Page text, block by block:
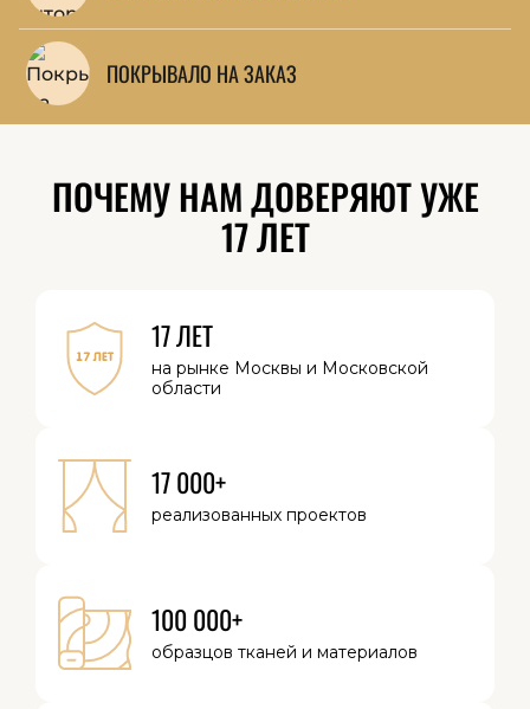
ПОКРЫВАЛО НА ЗАКАЗ
ПОЧЕМУ НАМ ДОВЕРЯЮТ УЖЕ
17 ЛЕТ
17 ЛЕТ
на рынке Москвы и Московской
области
17 000+
реализованных проектов
100 000+
образцов тканей и материалов